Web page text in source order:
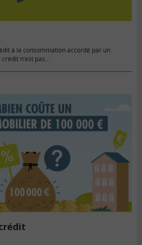
à la consommation accordé par un
n’est pas…